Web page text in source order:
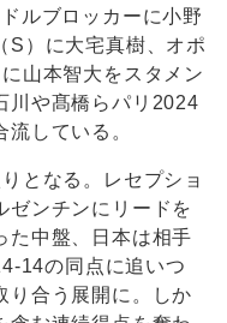
ルブロッカーに小野
S）に大宅真樹、オポ
山本智大をスタメン
川や髙橋らパリ2024
している。
となる。レセプショ
ゼンチンにリードを
た中盤、日本は相手
14の同点に追いつ
り合う展開に。しか